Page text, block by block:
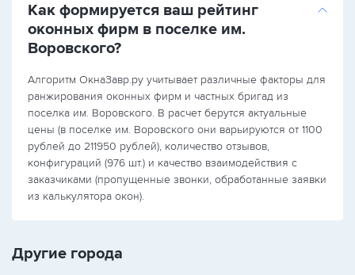
Как формируется ваш рейтинг
оконных фирм в поселке им.
Воровского?
Алгоритм ОкнаЗавр.ру учитывает различные факторы для
ранжирования оконных фирм и частных бригад из
поселка им. Воровского. В расчет берутся актуальные
цены (в поселке им. Воровского они варьируются от 1100
рублей до 211950 рублей), количество отзывов,
конфигураций (976 шт.) и качество взаимодействия с
заказчиками (пропущенные звонки, обработанные заявки
из калькулятора окон).
Другие города